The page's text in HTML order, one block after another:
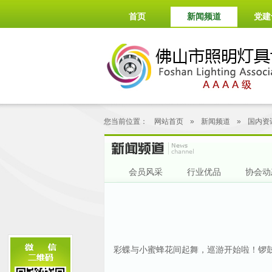
首页 新闻频道 党
您当前位置： 网站首页 » 新闻频道 » 国内资
会员风采 行业优品 协会
彩蝶与小蜜蜂花间起舞，巡游开始啦！锣